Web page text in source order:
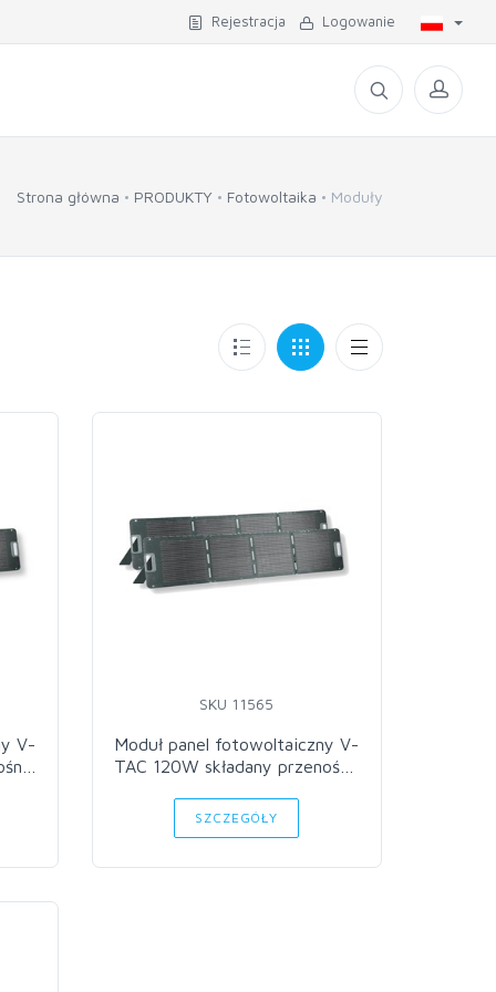
Rejestracja Logowanie
Strona główna PRODUKTY Fotowoltaika Moduły
V-
SKU 11565
Moduł panel fotowoltaiczny V-
TAC 120W składany przenośny
SZCZEGÓŁY